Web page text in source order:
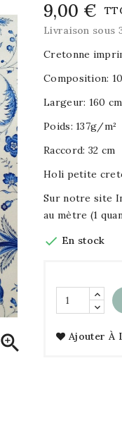

9,00 €
Livraison sous
Cretonne
Composition:
Largeur: 160 cm
Poids: 137g/m²
Raccord: 32 cm
Holi petite
Sur notre site
au mètre (1
 En stock
Ajouter À